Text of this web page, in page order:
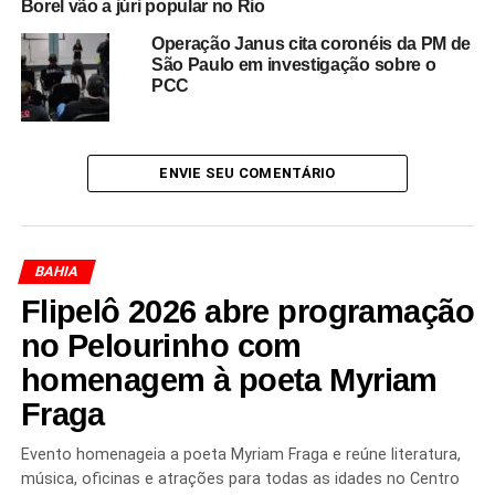
sobre o modelo de expansão territorial das facções —
que hoje operam como verdadeiros grupos paramilitares
ou econômicos.
Em resumo, o CV aproveita dois fenômenos simultâneos
estratégicas na Amazônia — para aumentar sua
exigirá articulação, recursos e estratégia que igualem o
Redação Saiba+
Borel vão a júri popular no Rio
Operação Janus cita coronéis da PM de
São Paulo em investigação sobre o
PCC
ENVIE SEU COMENTÁRIO
BAHIA
Flipelô 2026 abre programação
no Pelourinho com
homenagem à poeta Myriam
Fraga
Evento homenageia a poeta Myriam Fraga e reúne literatura,
música, oficinas e atrações para todas as idades no Centro